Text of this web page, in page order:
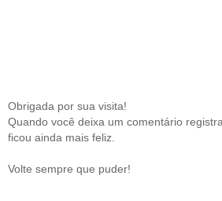
Obrigada por sua visita!
Quando você deixa um comentário
ficou ainda mais feliz.
Volte sempre que puder!